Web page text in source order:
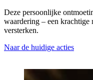
Deze persoonlijke
waardering – een krachtige
versterken.
Naar de huidige acties